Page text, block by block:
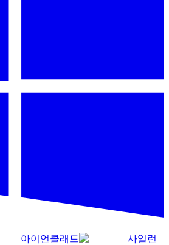
아이언클래드
사일런